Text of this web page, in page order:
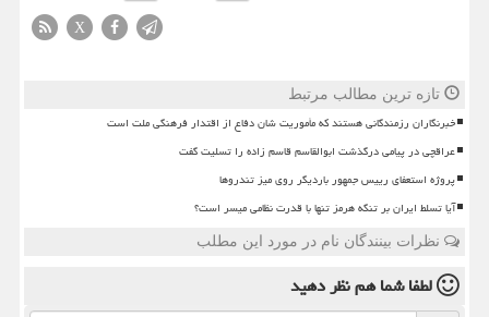
X
تازه ترین مطالب مرتبط
خبرنگاران رزمندگانی هستند که مأموریت شان دفاع از اقتدار فرهنگی ملت است
عراقچی در پیامی درگذشت ابوالقاسم قاسم زاده را تسلیت گفت
پروژه استعفای رییس جمهور باردیگر روی میز تندروها
آیا تسلط ایران بر تنگه هرمز تنها با قدرت نظامی میسر است؟
نظرات بینندگان نام در مورد این مطلب
لطفا شما همنظر دهید